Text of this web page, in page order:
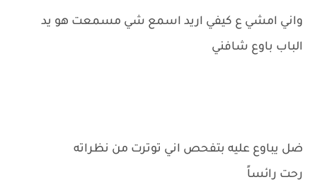
واني امشي ع كيفي اريد اسمع شي مسمعت هو يد
الباب باوع شافني
ضل يباوع عليه بتفحص اني توترت من نظراته
رحت رائساً